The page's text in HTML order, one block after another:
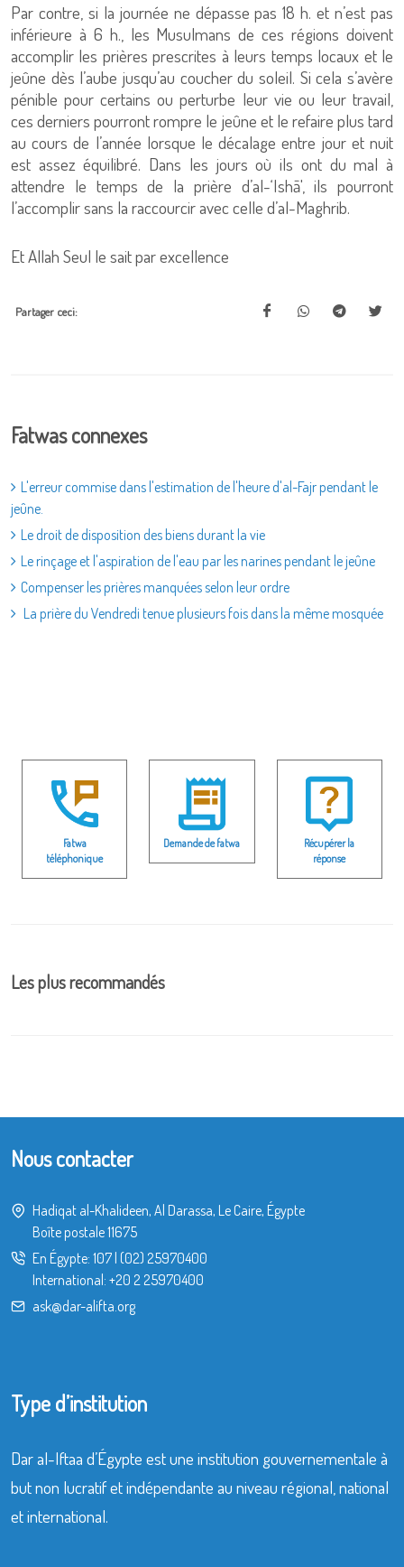
Par contre, si la journée ne dépasse pas 18 h. et n’est pas
inférieure à 6 h., les Musulmans de ces régions doivent
accomplir les prières prescrites à leurs temps locaux et le
jeûne dès l’aube jusqu’au coucher du soleil. Si cela s’avère
pénible pour certains ou perturbe leur vie ou leur travail,
ces derniers pourront rompre le jeûne et le refaire plus tard
au cours de l’année lorsque le décalage entre jour et nuit
est assez équilibré. Dans les jours où ils ont du mal à
attendre le temps de la prière d’al-‘Ishā', ils pourront
l’accomplir sans la raccourcir avec celle d’al-Maghrib.
Et Allah Seul le sait par excellence
Partager ceci:
Fatwas connexes
L'erreur commise dans l'estimation de l'heure d'al-Fajr pendant le
jeûne.
Le droit de disposition des biens durant la vie
Le rinçage et l'aspiration de l'eau par les narines pendant le jeûne
Compenser les prières manquées selon leur ordre
La prière du Vendredi tenue plusieurs fois dans la même mosquée
Fatwa
téléphonique
Demande de fatwa
Récupérer la
réponse
Les plus recommandés
Nous contacter
Hadiqat al-Khalideen, Al Darassa, Le Caire, Égypte
Boîte postale 11675
En Égypte: 107| (02) 25970400
International: +20 2 25970400
ask@dar-alifta.org
Type d’institution
Dar al-Iftaa d’Égypte est une institution gouvernementale à
but non lucratif et indépendante au niveau régional, national
et international.